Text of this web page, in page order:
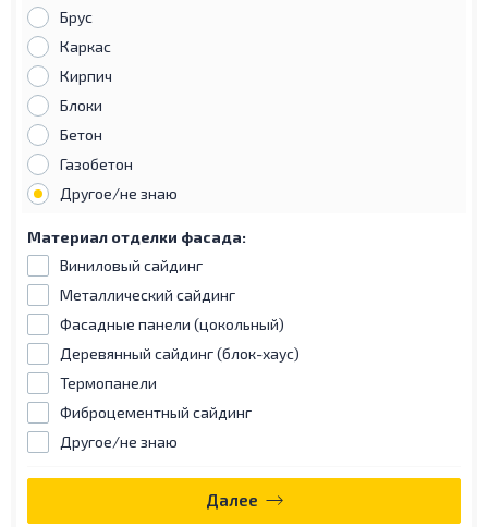
Брус
Каркас
Кирпич
Блоки
Бетон
Газобетон
Другое/не знаю
Материал отделки фасада:
Виниловый сайдинг
Металлический сайдинг
Фасадные панели (цокольный)
Деревянный сайдинг (блок-хаус)
Термопанели
Фиброцементный сайдинг
Другое/не знаю
Далее